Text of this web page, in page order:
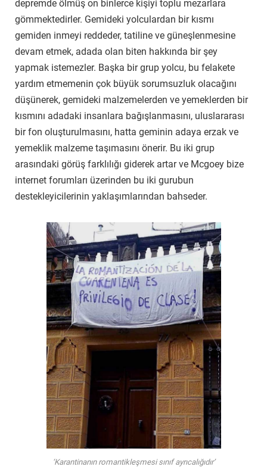
depremde ölmüş on binlerce kişiyi toplu mezarlara
gömmektedirler. Gemideki yolculardan bir kısmı
gemiden inmeyi reddeder, tatiline ve güneşlenmesine
devam etmek, adada olan biten hakkında bir şey
yapmak istemezler. Başka bir grup yolcu, bu felakete
yardım etmemenin çok büyük sorumsuzluk olacağını
düşünerek, gemideki malzemelerden ve yemeklerden bir
kısmını adadaki insanlara bağışlanmasını, uluslararası
bir fon oluşturulmasını, hatta geminin adaya erzak ve
yemeklik malzeme taşımasını önerir. Bu iki grup
arasındaki görüş farklılığı giderek artar ve Mcgoey bize
internet forumları üzerinden bu iki gurubun
destekleyicilerinin yaklaşımlarından bahseder.
‘Karantinanın romantikleşmesi sınıf ayrıcalığıdır’